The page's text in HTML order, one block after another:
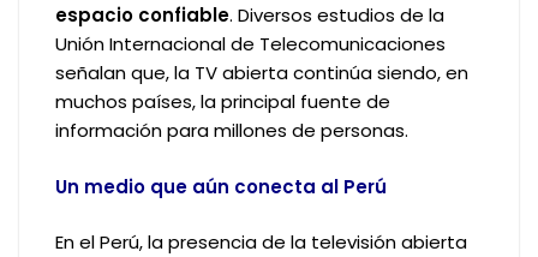
espacio confiable. Diversos estudios de la
Unión Internacional de Telecomunicaciones
señalan que, la TV abierta continúa siendo, en
muchos países, la principal fuente de
información para millones de personas.
Un medio que aún conecta al Perú
En el Perú, la presencia de la televisión abierta